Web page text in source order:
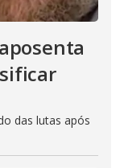
das lutas após